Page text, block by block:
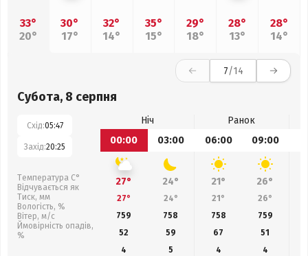
33°
20°
30°
17°
32°
14°
35°
15°
29°
18°
28°
13°
28°
14°
7/14
Субота, 8 серпня
Схід:05:47
Захід:20:25
Температура С°
Відчувається як
Тиск, мм
Вологість, %
Вітер, м/с
Ймовірність опадів,
%
Ніч
Ранок
00:00
03:00 06:00 09:00
27° 24° 21° 26°
27° 24° 21° 26°
759
758 758 759
52
59 67
51
4
5 4
4